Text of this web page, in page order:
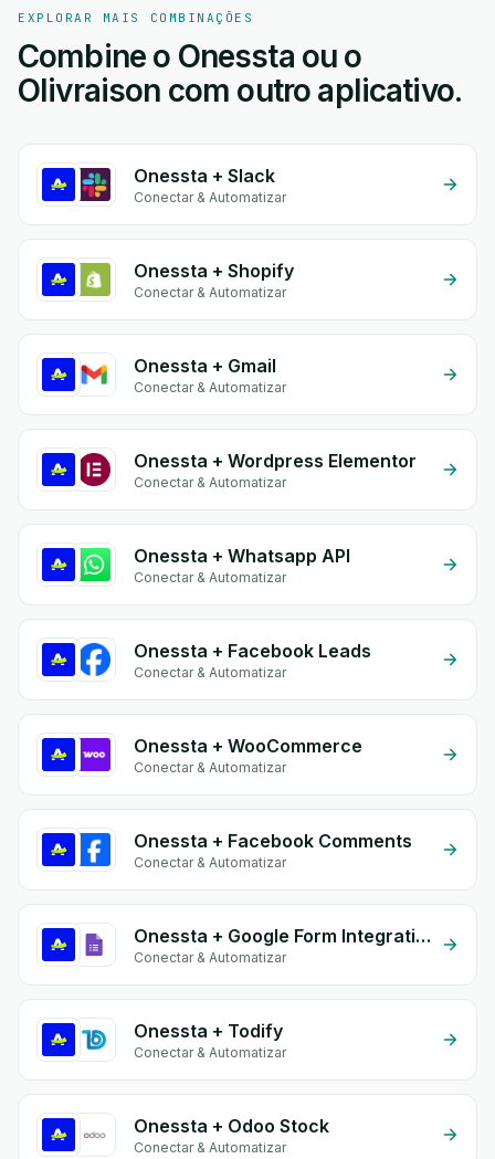
EXPLORAR MAIS COMBINAÇÕES
Combine o Onessta ou o
Olivraison com outro aplicativo.
Onessta + Slack
Conectar & Automatizar
Onessta + Shopify
Conectar & Automatizar
Onessta + Gmail
Conectar & Automatizar
Onessta + Wordpress Elementor
Conectar & Automatizar
Onessta + Whatsapp API
Conectar & Automatizar
Onessta + Facebook Leads
Conectar & Automatizar
Onessta + WooCommerce
Conectar & Automatizar
Onessta + Facebook Comments
Conectar & Automatizar
Onessta + Google Form Integration
Conectar & Automatizar
Onessta + Todify
Conectar & Automatizar
Onessta + Odoo Stock
Conectar & Automatizar